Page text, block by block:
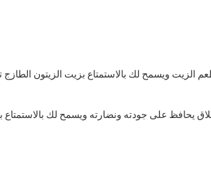
ويسمح لك بالاستمتاع بزيت الزيتون الطازج